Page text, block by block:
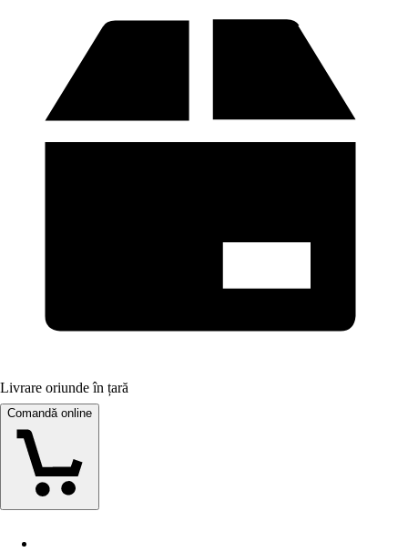
Livrare oriunde în țară
Comandă online